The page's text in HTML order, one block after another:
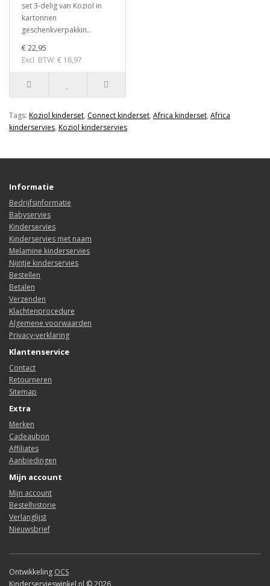
set 3-delig van Koziol in
kartonnen
geschenkverpakkin..
€ 22,95
Excl. BTW: € 18,97
Tags: Koziol kinderset, Connect kinderset, Africa kinderset, Africa
kinderservies, Koziol kinderservies
Informatie
Bedrijfsinformatie
Babyservies
Kinderservies
Kinderservies met naam
Melamine kinderservies
Nijntje kinderservies
Bestellen
Betalen
Verzenden
Klachtenprocedure
Algemene voorwaarden
Privacy-verklaring
Klantenservice
Contact
Retourneren
Sitemap
Extra
Merken
Cadeaubon
Affiliates
Aanbiedingen
Mijn account
Mijn account
Bestelhistorie
Verlanglijst
Nieuwsbrief
Ontwikkeling OCS
Kinderservieswinkel.nl © 2026